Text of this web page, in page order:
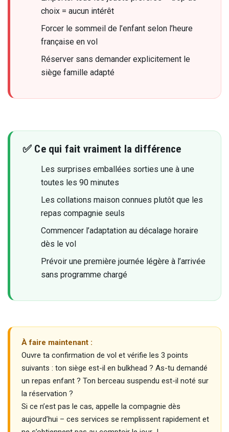
choix = aucun intérêt
Forcer le sommeil de l’enfant selon l’heure
française en vol
Réserver sans demander explicitement le
siège famille adapté
✅ Ce qui fait vraiment la différence
Les surprises emballées sorties une à une
toutes les 90 minutes
Les collations maison connues plutôt que les
repas compagnie seuls
Commencer l’adaptation au décalage horaire
dès le vol
Prévoir une première journée légère à l’arrivée
sans programme chargé
À faire maintenant :
Ouvre ta confirmation de vol et vérifie les 3 points
suivants : ton siège est-il en bulkhead ? As-tu demandé
un repas enfant ? Ton berceau suspendu est-il noté sur
la réservation ?
Si ce n’est pas le cas, appelle la compagnie dès
aujourd’hui – ces services se remplissent rapidement et